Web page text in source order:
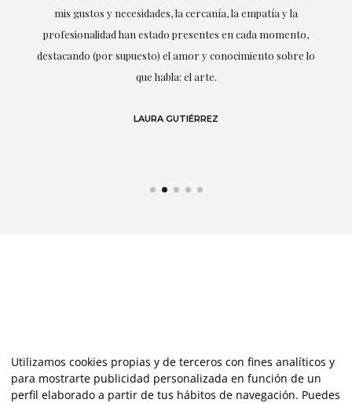
mis gustos y necesidades, la cercanía, la empatía y la
profesionalidad han estado presentes en cada momento,
destacando (por supuesto) el amor y conocimiento sobre lo
que habla: el arte.
LAURA GUTIÉRREZ
Utilizamos cookies propias y de terceros con fines analíticos y
para mostrarte publicidad personalizada en función de un
perfil elaborado a partir de tus hábitos de navegación. Puedes